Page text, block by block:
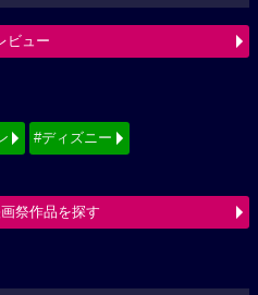
ビュー
#ディズニー
祭作品を探す